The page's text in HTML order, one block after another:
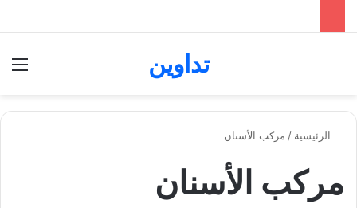
تداوين
الرئيسية / مركب الأسنان
مركب الأسنان